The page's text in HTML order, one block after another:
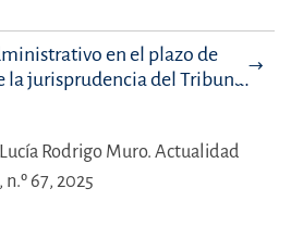
en el plazo de
la jurisprudencia del Tribunal
Lucía Rodrigo Muro. Actualidad
67, 2025